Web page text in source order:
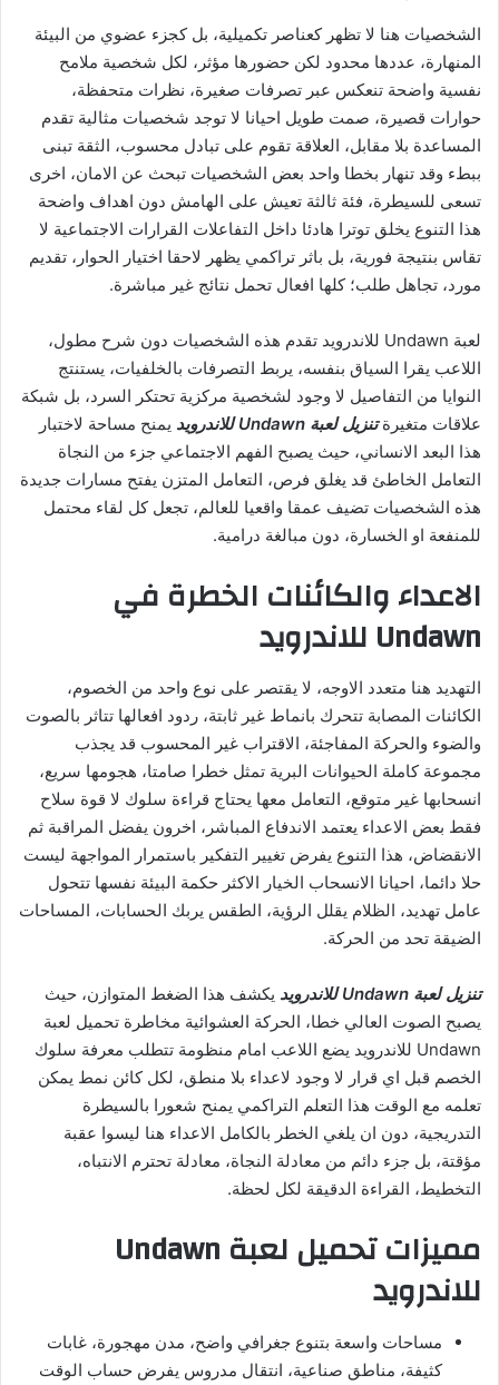
الشخصيات هنا لا تظهر كعناصر تكميلية، بل كجزء عضوي من البيئة
المنهارة، عددها محدود لكن حضورها مؤثر، لكل شخصية ملامح
نفسية واضحة تنعكس عبر تصرفات صغيرة، نظرات متحفظة،
حوارات قصيرة، صمت طويل احيانا لا توجد شخصيات مثالية تقدم
المساعدة بلا مقابل، العلاقة تقوم على تبادل محسوب، الثقة تبنى
ببطء وقد تنهار بخطا واحد بعض الشخصيات تبحث عن الامان، اخرى
تسعى للسيطرة، فئة ثالثة تعيش على الهامش دون اهداف واضحة
هذا التنوع يخلق توترا هادئا داخل التفاعلات القرارات الاجتماعية لا
تقاس بنتيجة فورية، بل باثر تراكمي يظهر لاحقا اختيار الحوار، تقديم
مورد، تجاهل طلب؛ كلها افعال تحمل نتائج غير مباشرة.
لعبة Undawn للاندرويد تقدم هذه الشخصيات دون شرح مطول،
اللاعب يقرا السياق بنفسه، يربط التصرفات بالخلفيات، يستنتج
النوايا من التفاصيل لا وجود لشخصية مركزية تحتكر السرد، بل شبكة
علاقات متغيرةتنزيل لعبة Undawn للاندرويد
يمنح مساحة لاختبار
هذا البعد الانساني، حيث يصبح الفهم الاجتماعي جزء من النجاة
التعامل الخاطئ قد يغلق فرص، التعامل المتزن يفتح مسارات جديدة
هذه الشخصيات تضيف عمقا واقعيا للعالم، تجعل كل لقاء محتمل
للمنفعة او الخسارة، دون مبالغة درامية.
الاعداء والكائنات الخطرة في
Undawn للاندرويد
التهديد هنا متعدد الاوجه، لا يقتصر على نوع واحد من الخصوم،
الكائنات المصابة تتحرك بانماط غير ثابتة، ردود افعالها تتاثر بالصوت
والضوء والحركة المفاجئة، الاقتراب غير المحسوب قد يجذب
مجموعة كاملة الحيوانات البرية تمثل خطرا صامتا، هجومها سريع،
انسحابها غير متوقع، التعامل معها يحتاج قراءة سلوك لا قوة سلاح
فقط بعض الاعداء يعتمد الاندفاع المباشر، اخرون يفضل المراقبة ثم
الانقضاض، هذا التنوع يفرض تغيير التفكير باستمرار المواجهة ليست
حلا دائما، احيانا الانسحاب الخيار الاكثر حكمة البيئة نفسها تتحول
عامل تهديد، الظلام يقلل الرؤية، الطقس يربك الحسابات، المساحات
الضيقة تحد من الحركة.
تنزيل لعبة Undawn للاندرويد
يكشف هذا الضغط المتوازن، حيث
يصبح الصوت العالي خطا، الحركة العشوائية مخاطرة تحميل لعبة
Undawn للاندرويد يضع اللاعب امام منظومة تتطلب معرفة سلوك
الخصم قبل اي قرار لا وجود لاعداء بلا منطق، لكل كائن نمط يمكن
تعلمه مع الوقت هذا التعلم التراكمي يمنح شعورا بالسيطرة
التدريجية، دون ان يلغي الخطر بالكامل الاعداء هنا ليسوا عقبة
مؤقتة، بل جزء دائم من معادلة النجاة، معادلة تحترم الانتباه،
التخطيط، القراءة الدقيقة لكل لحظة.
مميزات تحميل لعبة Undawn
للاندرويد
مساحات واسعة بتنوع جغرافي واضح، مدن مهجورة، غابات
كثيفة، مناطق صناعية، انتقال مدروس يفرض حساب الوقت